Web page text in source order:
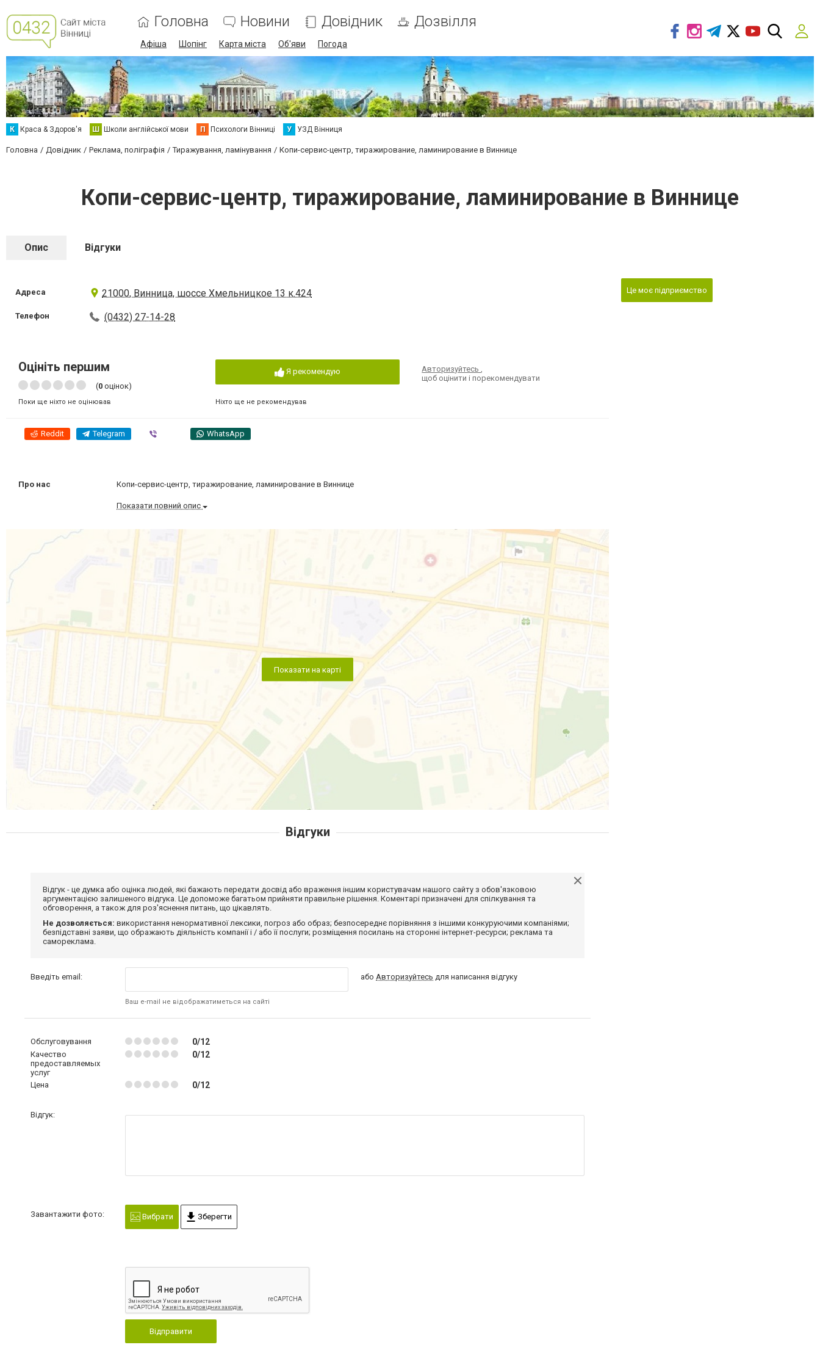
Головна Новини Довідник Дозвілля
Афіша Шопінг Карта міста Об'яви Погода
К Краса & Здоров'я Ш Школи англійської мови П Психологи Вінниці У УЗД Вінниця
Головна Довідник Реклама, поліграфія Тиражування, ламінування Копи-сервис-центр, тиражирование, ламинирование в Виннице
Копи-сервис-центр, тиражирование, ламинирование в Виннице
Опис Відгуки
Адреса 21000, Винница, шоссе Хмельницкое 13 к.424
Телефон (0432) 27-14-28
Оцініть першим
(0 оцінок)
Поки ще ніхто не оцінював
Я рекомендую
Ніхто ще не рекомендував
Авторизуйтесь,
щоб оцінити і порекомендувати
Reddit Telegram WhatsApp
Про нас Копи-сервис-центр, тиражирование, ламинирование в Виннице
Показати повний опис
Показати на карті
Це моє підприємство
Відгуки
Відгук - це думка або оцінка людей, які бажають передати досвід або враження іншим користувачам нашого сайту з обов'язковою
аргументацією залишеного відгука. Це допоможе багатьом прийняти правильне рішення. Коментарі призначені для спілкування та
обговорення, а також для роз'яснення питань, що цікавлять.
Не дозволяється: використання ненормативної лексики, погроз або образ; безпосереднє порівняння з іншими конкуруючими компаніями;
безпідставні заяви, що ображають діяльність компанії і / або її послуги; розміщення посилань на сторонні інтернет-ресурси; реклама та
самореклама.
Введіть email:
Ваш e-mail не відображатиметься на сайті
або Авторизуйтесь для написання відгуку
Обслуговування 0/12
Качество
предоставляемых
услуг
0/12
Цена 0/12
Відгук:
Завантажити фото: Вибрати Зберегти
Відправити